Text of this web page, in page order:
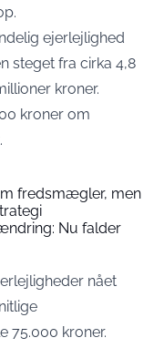
ejerlejlighed
steget fra cirka 4,8
kroner.
kroner om
.
fredsmægler, men
Nu falder
nået
75.000 kroner.